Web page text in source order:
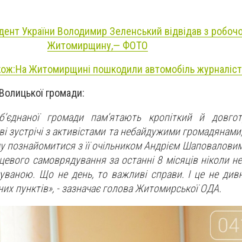
України Володимир Зеленський відвідав з
Житомирщину,— ФОТО
Житомирщині пошкодили автомобіль
громади:
громади пам’ятають кропіткий й
зустрічі з активістами та небайдужими
з її очільником Андрієм
самоврядування за останні 8 місяців ніколи
Що не день, то важливі справи. І це не
пунктів», - зазначає голова Житомирської ОДА.